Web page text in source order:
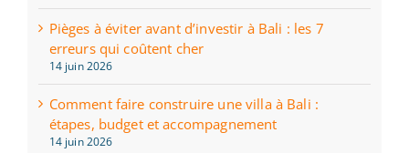
Pièges à éviter avant d’investir à Bali : les 7
erreurs qui coûtent cher
14 juin 2026
Comment faire construire une villa à Bali :
étapes, budget et accompagnement
14 juin 2026